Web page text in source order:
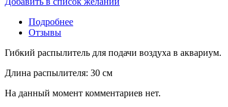
Подробнее
Отзывы
Гибкий распылитель для подачи воздуха в аквариум.
Длина распылителя: 30 см
На данный момент комментариев нет.